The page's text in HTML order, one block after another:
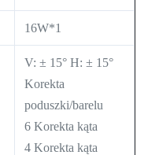
16W*1
V: ± 15° H: ± 15°
Korekta
poduszki/barelu
6 Korekta kąta
4 Korekta kąta